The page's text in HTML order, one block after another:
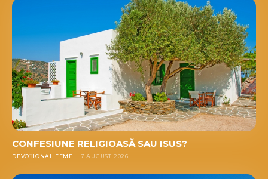
CONFESIUNE RELIGIOASĂ SAU ISUS?
DEVOȚIONAL FEMEI 7 AUGUST 2026